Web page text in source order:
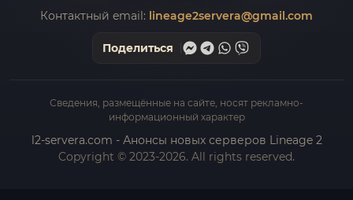
Контактный email: lineage2servera@gmail.com
Поделиться
Сведения, размещённые на сайте, носят рекламно-
информационный характер
l2-servera.com - Анонсы новых серверов Lineage 2
Copyright © 2023-2026. All rights reserved.